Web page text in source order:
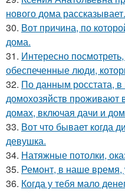
нового дома рассказывает.
30. Вот причина, по
дома.
31. Интересно
обеспеченные люди,
32. По данным росстата,
домохозяйств
домах, включая дачи и
33. Вот что бывает когда
девушка.
34. Натяжные потолки,
35. Ремонт, в наше время,
36. Когда у тебя мало